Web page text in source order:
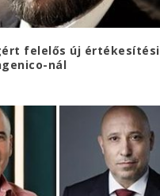
felelős új értékesítési
nál